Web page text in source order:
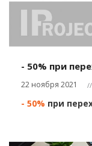
- 50% при
22 ноября 2021
- 50% при